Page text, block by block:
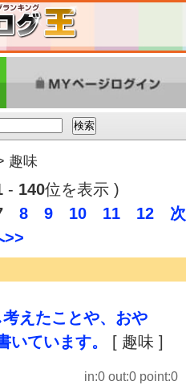
趣味
- 140位を表示 )
8 9 10 11 12
次
>>
えたことや、おや
いています。
[ 趣味 ]
in:0 out:0 point:0